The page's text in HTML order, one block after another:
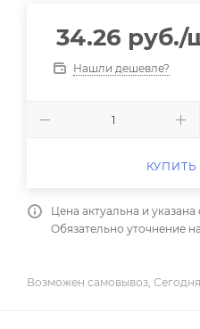
34.26 руб./
Нашли дешевле?
КУПИТЬ
Цена актуальна и
Обязательно уточнение
Возможен самовывоз,